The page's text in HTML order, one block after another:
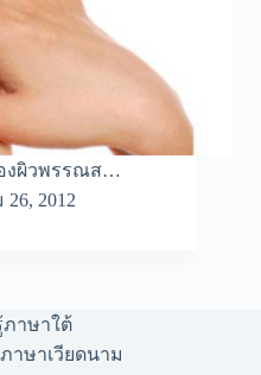
งผิวพรรณส…
2012
ภาษาใต้
าษาเวียดนาม